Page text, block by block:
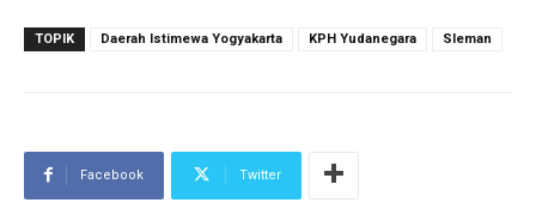
TOPIK Daerah Istimewa Yogyakarta KPH Yudanegara Sleman
Facebook Twitter